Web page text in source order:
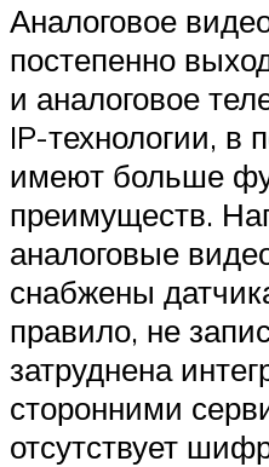
Аналоговое
постепенно
и аналоговое
IP-технологии, в
имеют больше
преимуществ.
аналоговые
снабжены
правило, не
затруднена
сторонними
отсутствует